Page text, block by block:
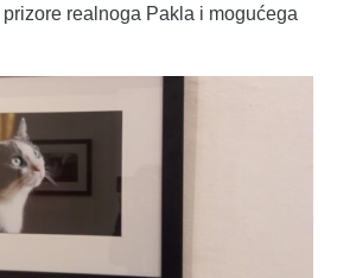
realnoga Pakla i mogućega